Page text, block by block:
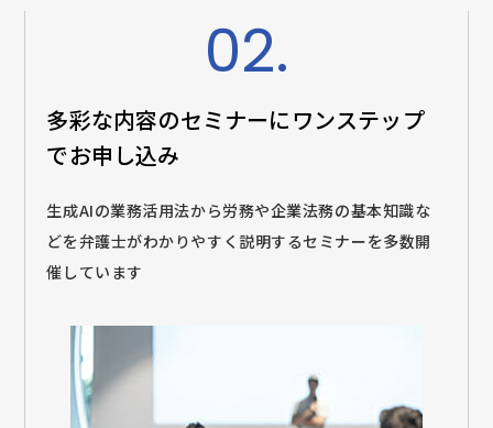
02.
多彩な内容のセミナーにワンステップ
でお申し込み
生成AIの業務活用法から労務や企業法務の基本知識な
どを弁護士がわかりやすく説明するセミナーを多数開
催しています